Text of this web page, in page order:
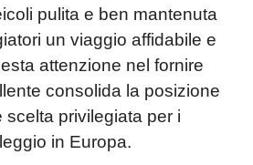
pulita e ben mantenuta
un viaggio affidabile e
attenzione nel fornire
consolida la posizione
scelta privilegiata per i
in Europa.